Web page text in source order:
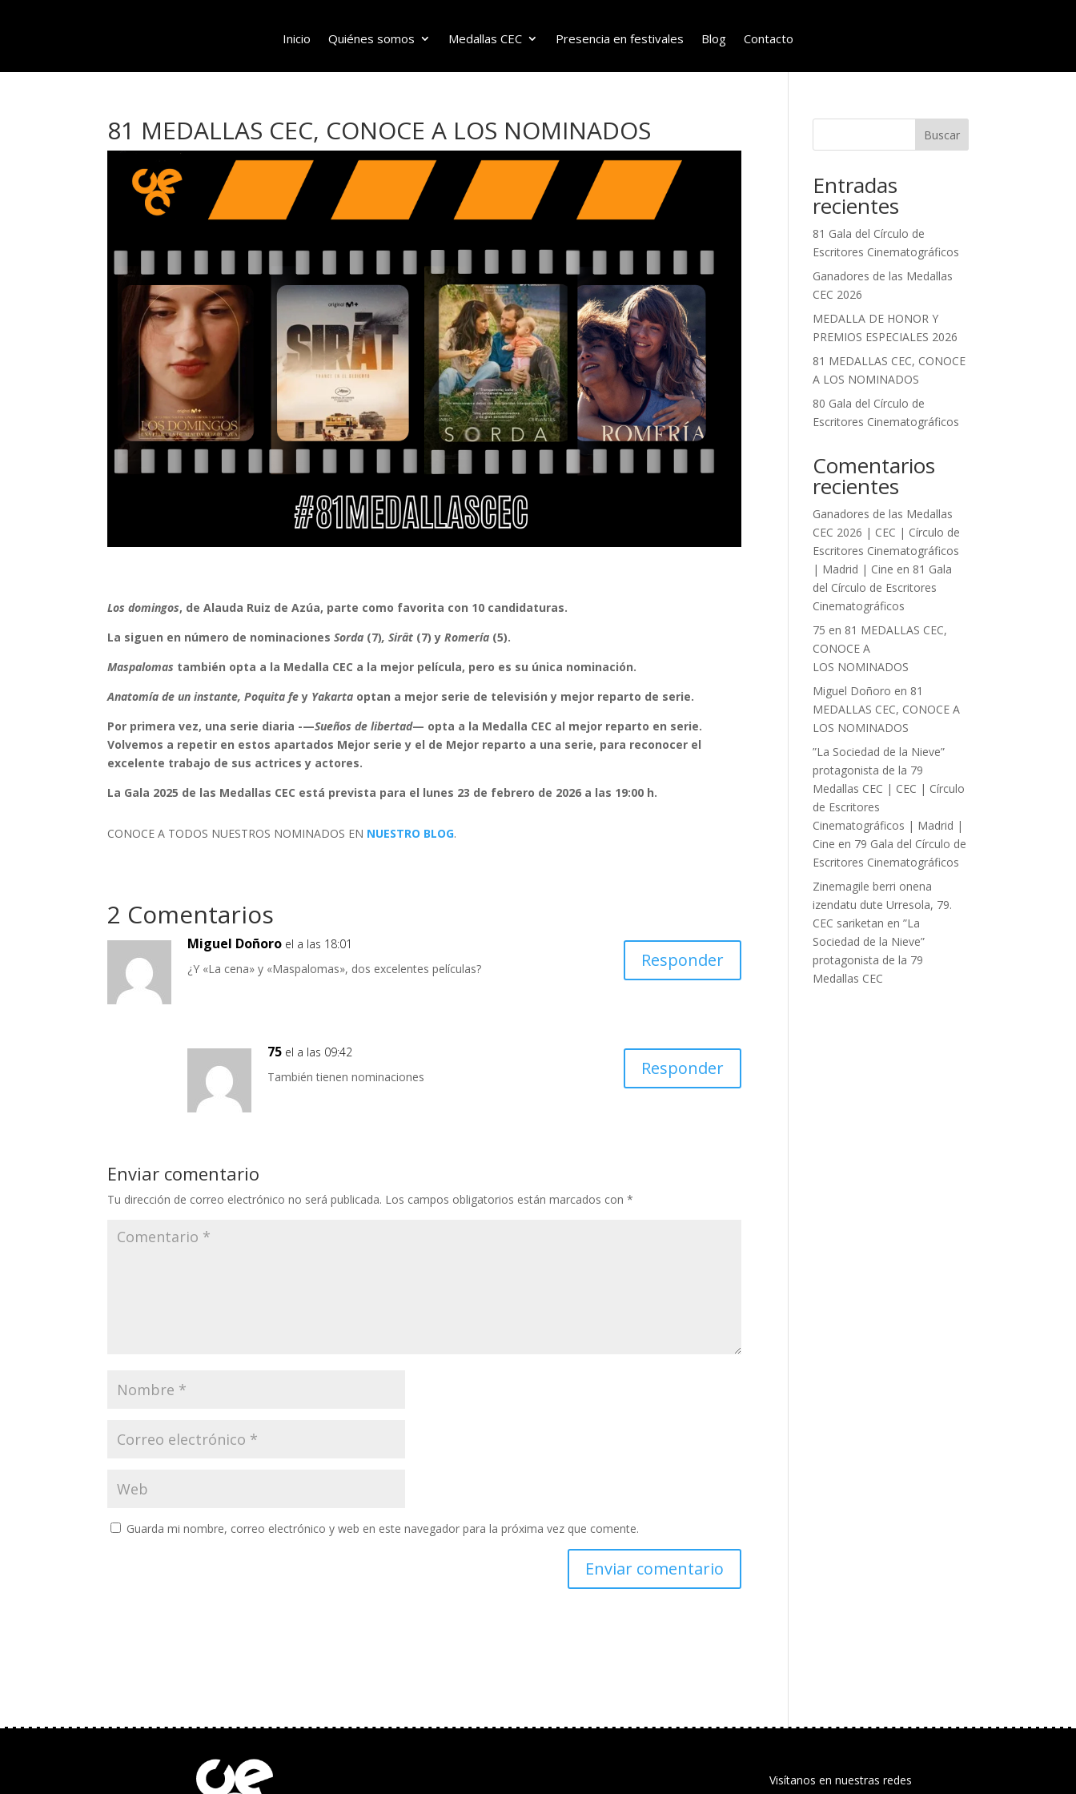
Inicio Quiénes somos Medallas CEC Presencia en festivales Blog Contacto
81 MEDALLAS CEC, CONOCE A LOS NOMINADOS
Los domingos, de Alauda Ruiz de Azúa, parte como favorita con 10 candidaturas.
La siguen en número de nominaciones Sorda (7), Sirât (7) y Romería (5).
Maspalomas también opta a la Medalla CEC a la mejor película, pero es su única nominación.
Anatomía de un instante, Poquita fey Yakarta optan a mejor serie de televisión y mejor reparto de serie.
Por primera vez, una serie diaria -—Sueños de libertad— opta a la Medalla CEC al mejor reparto en serie.
Volvemos a repetir en estos apartados Mejor serie y el de Mejor reparto a una serie, para reconocer el
excelente trabajo de sus actrices y actores.
La Gala 2025 de las Medallas CEC está prevista para el lunes 23 de febrero de 2026 a las 19:00 h.
CONOCE A TODOS NUESTROS NOMINADOS EN NUESTRO BLOG.
2 Comentarios
Miguel Doñoro el a las 18:01
¿Y «La cena» y «Maspalomas», dos excelentes películas?
Responder
75 el a las 09:42
También tienen nominaciones
Responder
Enviar comentario
Tu dirección de correo electrónico no será publicada. Los campos obligatorios están marcados con*
Guarda mi nombre, correo electrónico y web en este navegador para la próxima vez que comente.
Buscar
Entradas
recientes
81 Gala del Círculo de
Escritores Cinematográficos
Ganadores de las Medallas
CEC 2026
MEDALLA DE HONOR Y
PREMIOS ESPECIALES 2026
81 MEDALLAS CEC, CONOCE
A LOS NOMINADOS
80 Gala del Círculo de
Escritores Cinematográficos
Comentarios
recientes
Ganadores de las Medallas
CEC 2026 | CEC | Círculo de
Escritores Cinematográficos
| Madrid | Cine en 81 Gala
del Círculo de Escritores
Cinematográficos
75 en 81 MEDALLAS CEC,
CONOCE A
LOS NOMINADOS
Miguel Doñoro en 81
MEDALLAS CEC, CONOCE A
LOS NOMINADOS
”La Sociedad de la Nieve”
protagonista de la 79
Medallas CEC | CEC | Círculo
de Escritores
Cinematográficos | Madrid |
Cine en 79 Gala del Círculo de
Escritores Cinematográficos
Zinemagile berri onena
izendatu dute Urresola, 79.
CEC sariketan en”La
Sociedad de la Nieve”
protagonista de la 79
Medallas CEC
Visítanos en nuestras redes